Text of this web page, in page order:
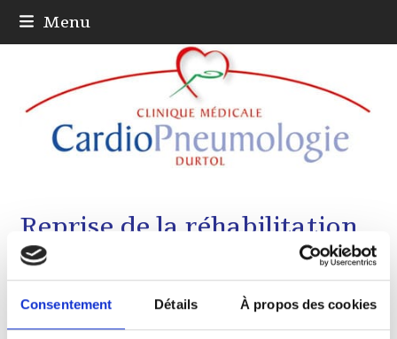
Consentement Détails À propos des cookies
content
Menu
Reprise de la réhabilitation
L’activité de réhabilitation a repris depuis le 11 mai
2020.